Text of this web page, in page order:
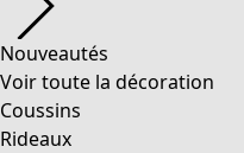
Nouveautés
Voir toute la décoration
Coussins
Rideaux